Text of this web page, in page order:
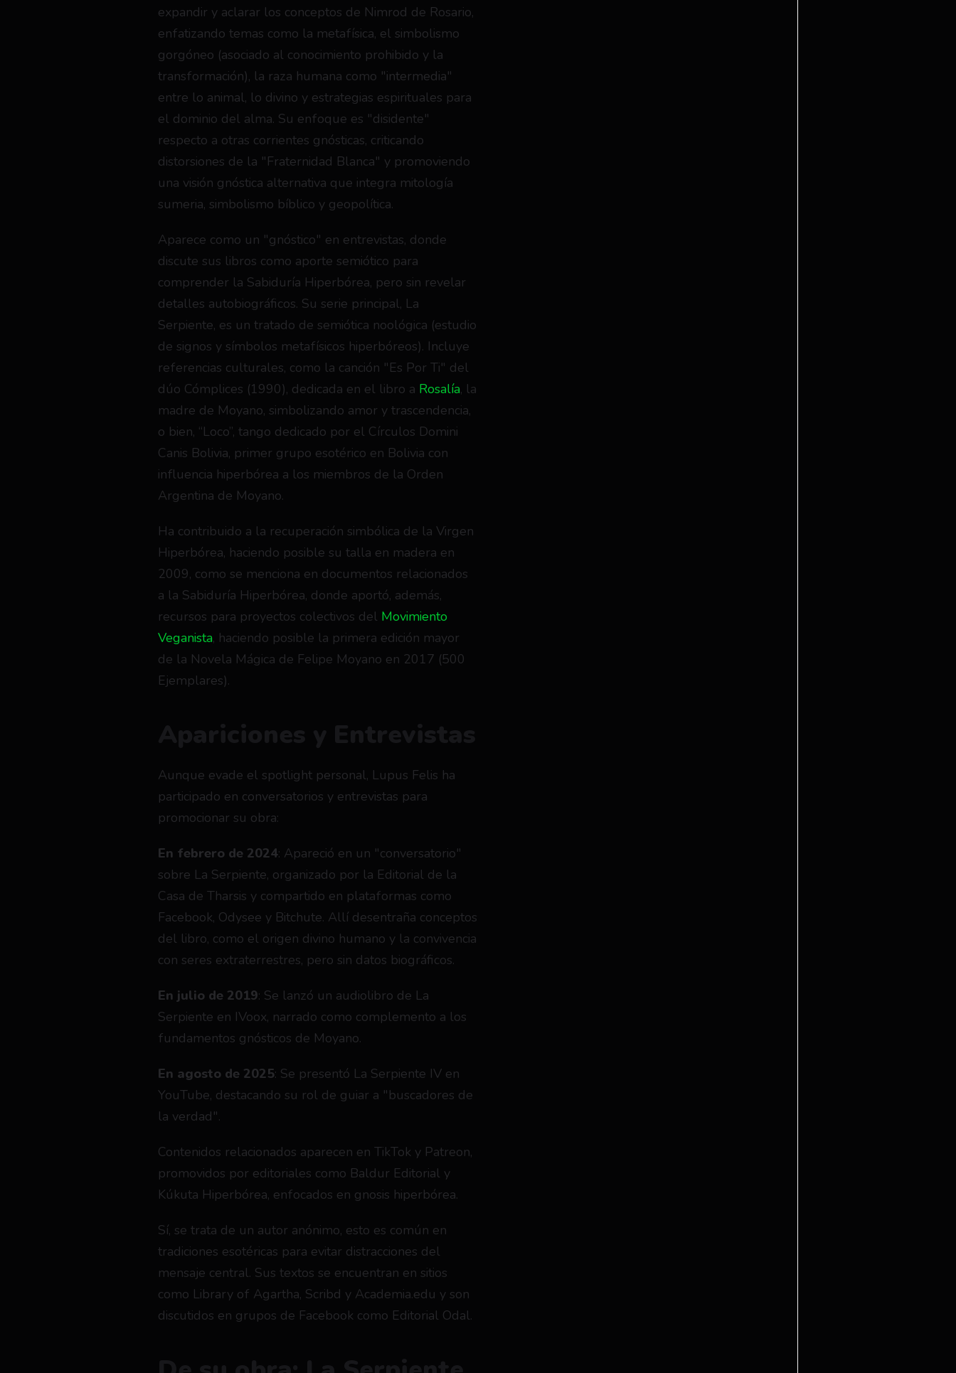
expandir y aclarar los conceptos de Nimrod de Rosario,
enfatizando temas como la metafísica, el simbolismo
gorgóneo (asociado al conocimiento prohibido y la
transformación), la raza humana como "intermedia"
entre lo animal, lo divino y estrategias espirituales para
el dominio del alma. Su enfoque es "disidente"
respecto a otras corrientes gnósticas, criticando
distorsiones de la "Fraternidad Blanca" y promoviendo
una visión gnóstica alternativa que integra mitología
sumeria, simbolismo bíblico y geopolítica.
Aparece como un "gnóstico" en entrevistas, donde
discute sus libros como aporte semiótico para
comprender la Sabiduría Hiperbórea, pero sin revelar
detalles autobiográficos. Su serie principal, La
Serpiente, es un tratado de semiótica noológica (estudio
de signos y símbolos metafísicos hiperbóreos). Incluye
referencias culturales, como la canción "Es Por Ti" del
dúo Cómplices (1990), dedicada en el libro a Rosalía, la
madre de Moyano, simbolizando amor y trascendencia,
o bien, “Loco”, tango dedicado por el Círculos Domini
Canis Bolivia, primer grupo esotérico en Bolivia con
influencia hiperbórea a los miembros de la Orden
Argentina de Moyano.
Ha contribuido a la recuperación simbólica de la Virgen
Hiperbórea, haciendo posible su talla en madera en
2009, como se menciona en documentos relacionados
a la Sabiduría Hiperbórea, donde aportó, además,
recursos para proyectos colectivos del Movimiento
Veganista, haciendo posible la primera edición mayor
de la Novela Mágica de Felipe Moyano en 2017 (500
Ejemplares).
Aunque evade el spotlight personal, Lupus Felis ha
participado en conversatorios y entrevistas para
promocionar su obra:
En febrero de 2024: Apareció en un "conversatorio"
sobre La Serpiente, organizado por la Editorial de la
Casa de Tharsis y compartido en plataformas como
Facebook, Odysee y Bitchute. Allí desentraña conceptos
del libro, como el origen divino humano y la convivencia
con seres extraterrestres, pero sin datos biográficos.
En julio de 2019: Se lanzó un audiolibro de La
Serpiente en IVoox, narrado como complemento a los
fundamentos gnósticos de Moyano.
En agosto de 2025: Se presentó La Serpiente IV en
YouTube, destacando su rol de guiar a "buscadores de
la verdad".
Contenidos relacionados aparecen en TikTok y Patreon,
promovidos por editoriales como Baldur Editorial y
Kúkuta Hiperbórea, enfocados en gnosis hiperbórea.
Sí, se trata de un autor anónimo, esto es común en
tradiciones esotéricas para evitar distracciones del
mensaje central. Sus textos se encuentran en sitios
como Library of Agartha, Scribd y Academia.edu y son
discutidos en grupos de Facebook como Editorial Odal.